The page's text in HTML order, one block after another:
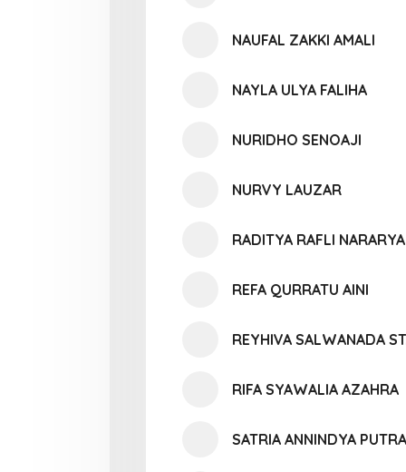
NAUFAL ZAKKI AMALI
NAYLA ULYA FALIHA
NURIDHO SENOAJI
NURVY LAUZAR
RADITYA RAFLI NARARYA
REFA QURRATU AINI
REYHIVA SALWANADA
RIFA SYAWALIA AZAHRA
SATRIA ANNINDYA